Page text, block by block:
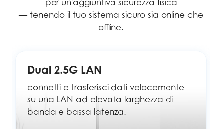
per un'aggiuntiva sicurezza fisica
— tenendo il tuo sistema sicuro sia online che
offline.
Dual 2.5G LAN
connetti e trasferisci dati velocemente
su una LAN ad elevata larghezza di
banda e bassa latenza.